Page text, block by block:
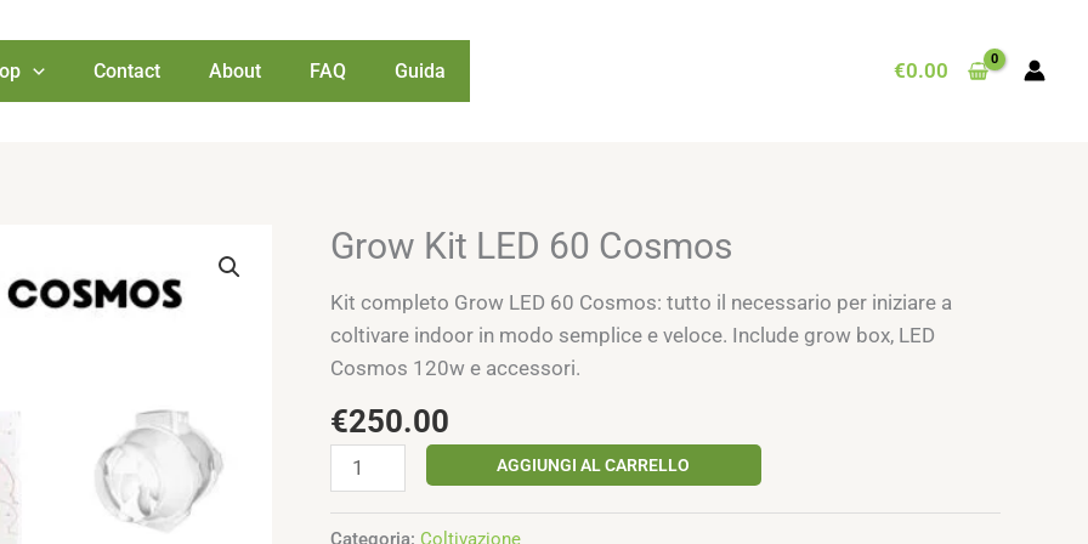
Contact About FAQ Guida €0.00
Grow Kit LED 60 Cosmos
Kit completo Grow LED 60 Cosmos: tutto il necessario per iniziare a
coltivare indoor in modo semplice e veloce. Include grow box, LED
Cosmos 120w e accessori.
€250.00
Grow
LED
60
Cosmos
AGGIUNGI AL CARRELLO
Categoria: Coltivazione